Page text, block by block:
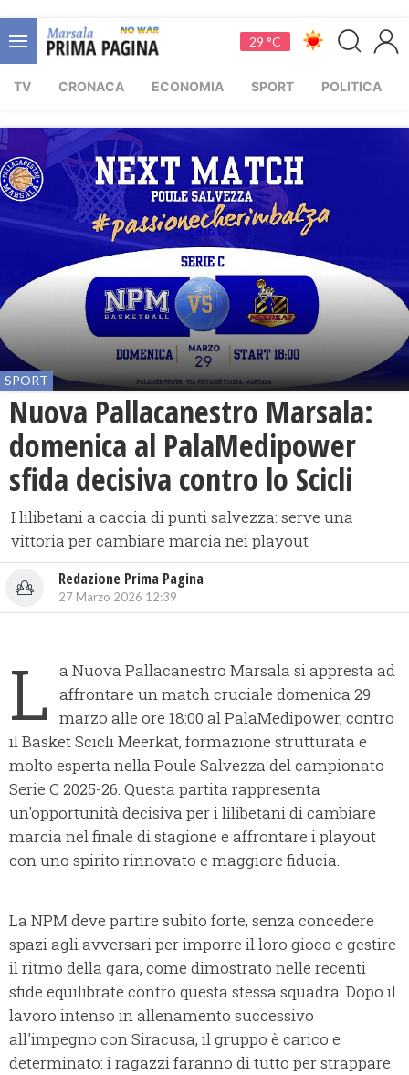
29 °C
TV CRONACA ECONOMIA SPORT POLITICA
SPORT
Nuova Pallacanestro Marsala:
domenica al PalaMedipower
sfida decisiva contro lo Scicli
I lilibetani a caccia di punti salvezza: serve una
vittoria per cambiare marcia nei playout
Redazione Prima Pagina
27 Marzo 2026 12:39
L a Nuova Pallacanestro Marsala si appresta ad
affrontare un match cruciale domenica 29
marzo alle ore 18:00 al PalaMedipower, contro
il Basket Scicli Meerkat, formazione strutturata e
molto esperta nella Poule Salvezza del campionato
Serie C 2025-26. Questa partita rappresenta
un'opportunità decisiva per i lilibetani di cambiare
marcia nel finale di stagione e affrontare i playout
con uno spirito rinnovato e maggiore fiducia.
La NPM deve partire subito forte, senza concedere
spazi agli avversari per imporre il loro gioco e gestire
il ritmo della gara, come dimostrato nelle recenti
sfide equilibrate contro questa stessa squadra. Dopo il
lavoro intenso in allenamento successivo
all'impegno con Siracusa, il gruppo è carico e
determinato: i ragazzi faranno di tutto per strappare